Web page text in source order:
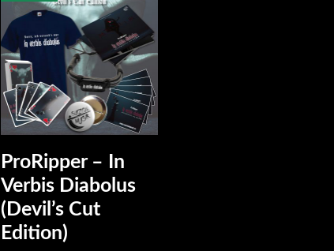
ProRipper – In
Verbis Diabolus
(Devil’s Cut
Edition)